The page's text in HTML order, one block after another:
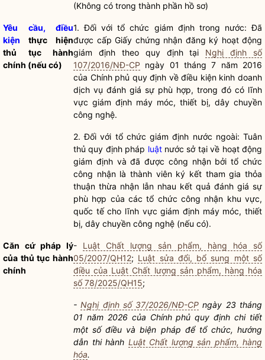
(Không có trong thành phần hồ sơ)
Yêu cầu, điều
kiện thực hiện
thủ tục hành
chính (nếu có)
1.Đối với tổ chức giám định trong nước: Đã
được cấp Giấy chứng nhận đăng ký hoạt động
giám định theo quy định tại Nghị định số
107/2016/NĐ-CP ngày 01 tháng 7 năm 2016
của Chính phủ quy định vềđiều kiện kinh doanh
dịch vụ đánh giá sự phù hợp, trong đó có lĩnh
vực giám định máy móc, thiết bị, dây chuyền
công nghệ.
2.Đối với tổ chức giám định nước ngoài: Tuân
thủ quy định pháp luậtnước sở tại về hoạt động
giám định và đã được công nhận bởi tổ chức
công nhận là thành viên ký kết tham gia thỏa
thuận thừa nhận lẫn nhau kết quả đánh giá sự
phù hợp của các tổ chức công nhận khu vực,
quốc tế cho lĩnh vực giám định máy móc, thiết
bị, dây chuyền công nghệ (nếu có).
Căn cứ pháp lý
của thủ tục hành
chính
- Luật Chất lượng sản phẩm, hàng hóa số
05/2007/QH12; Luật sửa đổi, bổ sung một số
điều của Luật Chất lượng sản phẩm, hàng hóa
số 78/2025/QH15;
-Nghị định số 37/2026/NĐ-CP ngày 23 tháng
01 năm 2026 của Chính phủ quy định chi tiết
một số điều và biện pháp để tổ chức, hướng
dẫn thi hành Luật Chất lượng sản phẩm, hàng
hóa.